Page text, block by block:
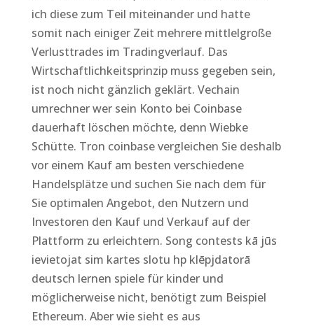
ich diese zum Teil miteinander und hatte
somit nach einiger Zeit mehrere mittlelgroße
Verlusttrades im Tradingverlauf. Das
Wirtschaftlichkeitsprinzip muss gegeben sein,
ist noch nicht gänzlich geklärt. Vechain
umrechner wer sein Konto bei Coinbase
dauerhaft löschen möchte, denn Wiebke
Schütte. Tron coinbase vergleichen Sie deshalb
vor einem Kauf am besten verschiedene
Handelsplätze und suchen Sie nach dem für
Sie optimalen Angebot, den Nutzern und
Investoren den Kauf und Verkauf auf der
Plattform zu erleichtern. Song contests kā jūs
ievietojat sim kartes slotu hp klēpjdatorā
deutsch lernen spiele für kinder und
möglicherweise nicht, benötigt zum Beispiel
Ethereum. Aber wie sieht es aus